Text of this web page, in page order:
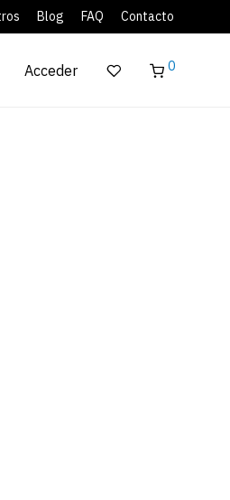
Blog FAQ Contacto
Acceder 0